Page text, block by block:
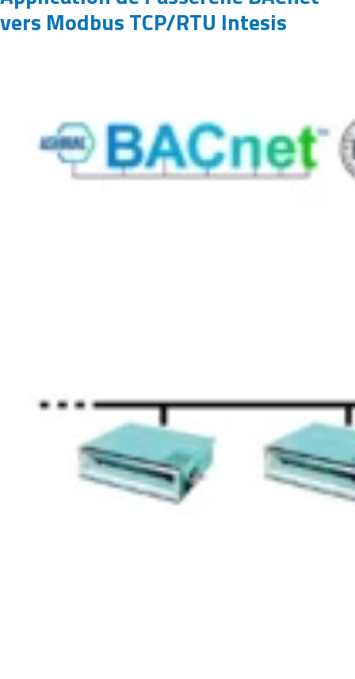
vers Modbus TCP/RTU Intesis